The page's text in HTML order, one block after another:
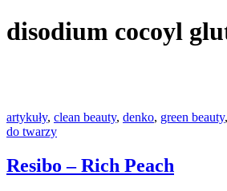
disodium cocoyl
artykuły, clean beauty, denko, green beauty,
do twarzy
Resibo – Rich Peach